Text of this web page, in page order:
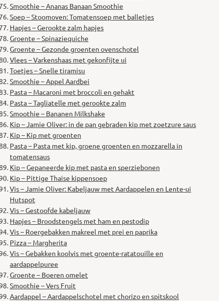
Smoothie – Ananas Banaan Smoothie
Soep – Stoomoven: Tomatensoep met balletjes
Hapjes – Gerookte zalm hapjes
Groente – Spinaziequiche
Groente – Gezonde groenten ovenschotel
Vlees – Varkenshaas met gekonfijte ui
Toetjes – Snelle tiramisu
Smoothie – Appel Aardbei
Pasta – Macaroni met broccoli en gehakt
Pasta – Tagliatelle met gerookte zalm
Smoothie – Bananen Milkshake
Kip – Jamie Oliver: in de pan gebraden kip met zoetzure saus
Kip – Kip met groenten
Pasta – Pasta met kip, groene groenten en mozzarella in
tomatensaus
Kip – Gepaneerde kip met pasta en sperziebonen
Kip – Pittige Thaise kippensoep
Vis – Jamie Oliver: Kabeljauw met Aardappelen en Lente-ui
Hutspot
Vis – Gestoofde kabeljauw
Hapjes – Broodstengels met ham en pestodip
Vis – Roergebakken makreel met prei en paprika
Pizza – Margherita
Vis – Gebakken koolvis met groente-ratatouille en
aardappelpuree
Groente – Boeren omelet
Smoothie – Vers Fruit
Aardappel – Aardappelschotel met chorizo en spitskool